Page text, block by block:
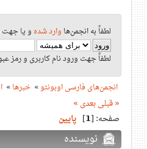
لطفاً به انجمن‌ها وارد شده و یا جهت
لطفاً جهت ورود نام کاربری و رمز
انجمن‌های فارسی اوبونتو» خبرها»
« قبلیبعدی »
صفحه: [1
] پایین
نویسنده